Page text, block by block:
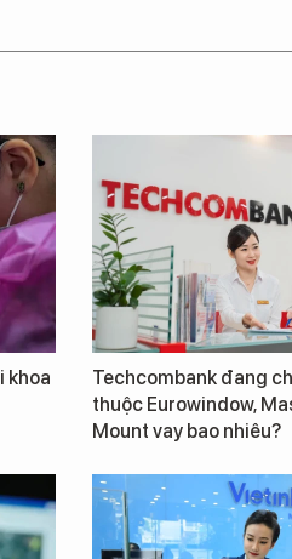
khoa
Techcombank đang
thuộc Eurowindow,
Mount vay bao nhiêu?